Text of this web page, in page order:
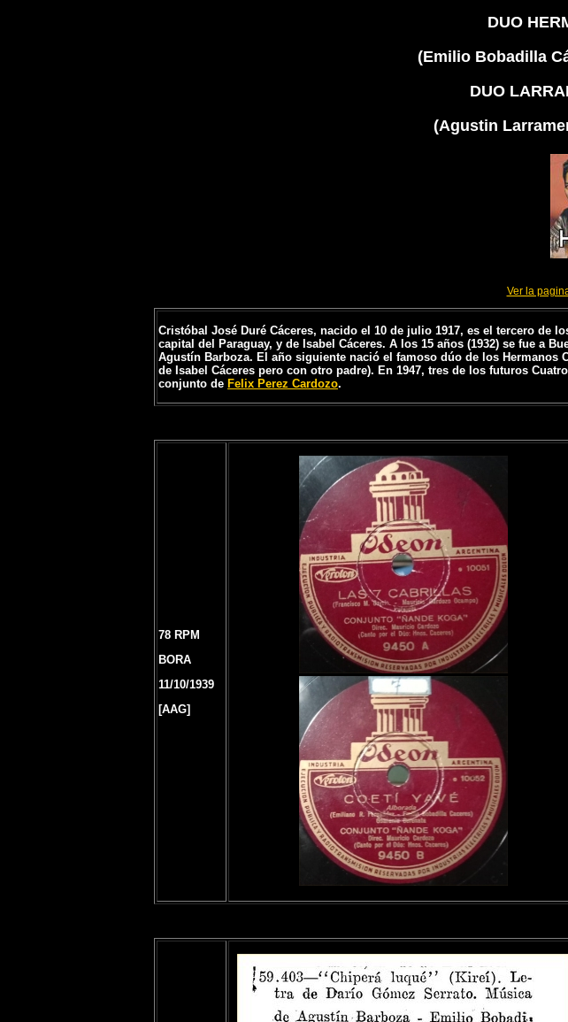
DUO
(Emilio Bobadilla
DUO
(Agustin
Ver la
Cristóbal José Duré Cáceres, nacido el 10 de julio 1917, es el tercero de
capital del Paraguay, y de Isabel Cáceres. A los 15 años (1932) se fue a
Agustín Barboza. El año siguiente nació el famoso dúo de los Hermanos
de Isabel Cáceres pero con otro padre). En 1947, tres de los futuros
conjunto de Felix Perez Cardozo.
78 RPM
BORA
11/10/1939
[AAG]